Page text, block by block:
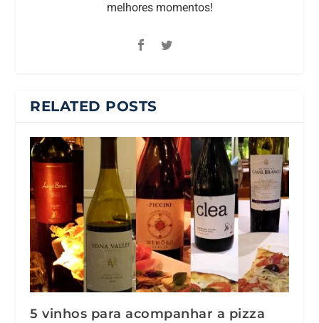
melhores momentos!
RELATED POSTS
5 vinhos para acompanhar a pizza